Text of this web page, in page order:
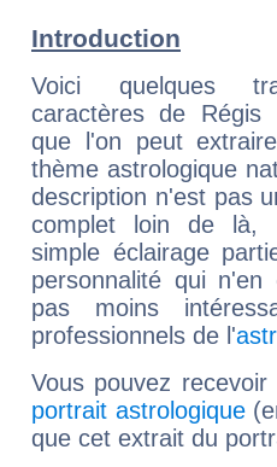
Introduction
Voici quelques
caractères de Régis
que l'on peut
thème astrologique
description n'est pas
complet loin de là,
simple éclairage
personnalité qui n'en
pas moins
professionnels de l'
Vous pouvez
portrait astrologique
que cet extrait du